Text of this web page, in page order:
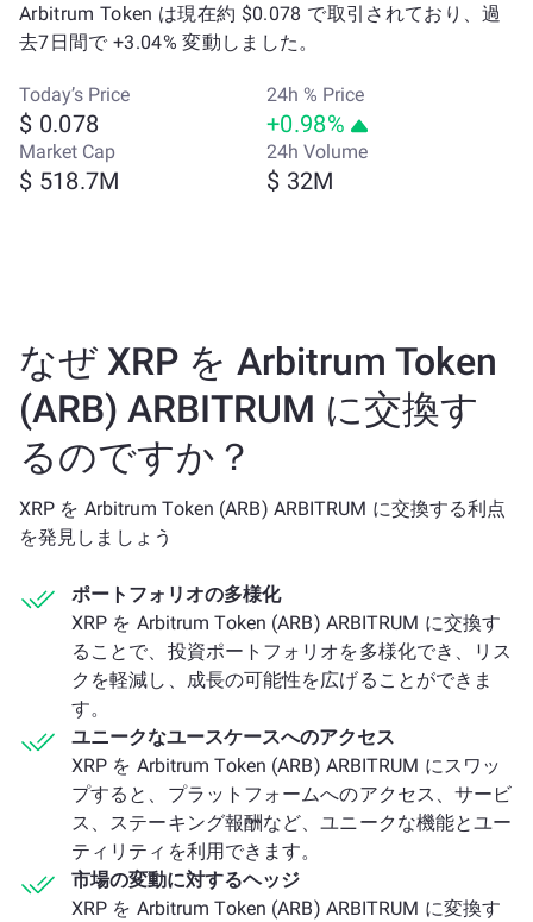
Arbitrum Token は現在約 $0.078 で取引されており、過
去7日間で +3.04% 変動しました。
Today’s Price
$ 0.078
24h % Price
+0.98%
Market Cap
$ 518.7M
24h Volume
$ 32M
なぜ XRP を Arbitrum Token
(ARB) ARBITRUM に交換す
るのですか？
XRP を Arbitrum Token (ARB) ARBITRUM に交換する利点
を発見しましょう
ポートフォリオの多様化
XRP を Arbitrum Token (ARB) ARBITRUM に交換す
ることで、投資ポートフォリオを多様化でき、リス
クを軽減し、成長の可能性を広げることができま
す。
ユニークなユースケースへのアクセス
XRP を Arbitrum Token (ARB) ARBITRUM にスワッ
プすると、プラットフォームへのアクセス、サービ
ス、ステーキング報酬など、ユニークな機能とユー
ティリティを利用できます。
市場の変動に対するヘッジ
XRP を Arbitrum Token (ARB) ARBITRUM に変換す